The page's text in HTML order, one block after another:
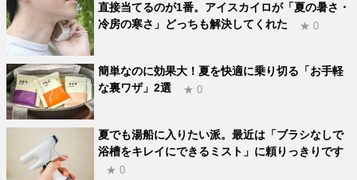
直接当てるのが1番。アイスカイロが「夏の暑さ・
冷房の寒さ」どっちも解決してくれた
★ 0
簡単なのに効果大！夏を快適に乗り切る「お手軽
な裏ワザ」2選
★ 0
夏でも湯船に入りたい派。最近は「ブラシなしで
浴槽をキレイにできるミスト」に頼りっきりです
★ 0